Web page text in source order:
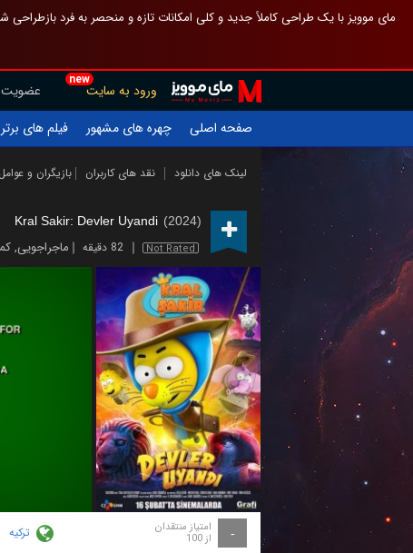
مای موویز با یک طراحی کاملاً جدید و کلی امکانات تازه و منحصر به فرد
new
ورود به سایت عضویت
صفحه اصلی
چهره های مشهور فیلم های برتر
لینک های دانلود نقد های کاربران بازیگران و عوامل
Kral Sakir: Devler Uyandi (2024)
Not Rated 82 دقیقه ماجراجویی,
- امتیاز منتقدان
از 100 ترکیه